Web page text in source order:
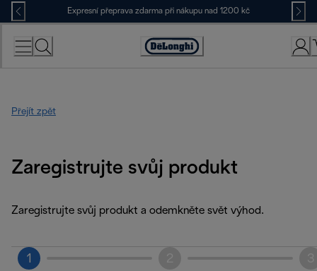
Skip
to
Content
Expresní přeprava zdarma při nákupu nad 1200 kč
Accessibility
Přejít zpět
Zaregistrujte svůj produkt
Zaregistrujte svůj produkt a odemkněte svět výhod.
1